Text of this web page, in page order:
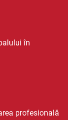
în
profesională